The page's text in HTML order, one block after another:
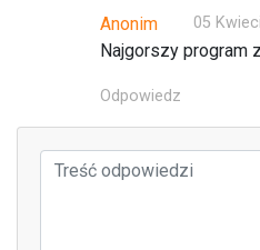
Anonim 05
Najgorszy program
Odpowiedz